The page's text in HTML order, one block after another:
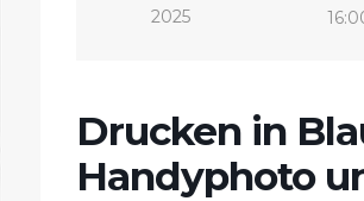
2025
Drucken in
Handyphoto